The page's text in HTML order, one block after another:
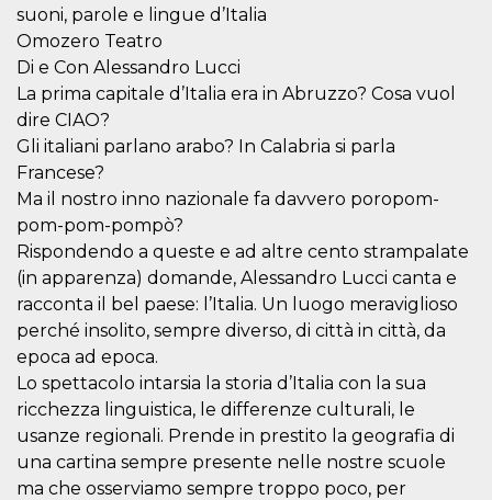
suoni, parole e lingue d’Italia
Omozero Teatro
Di e Con Alessandro Lucci
La prima capitale d’Italia era in Abruzzo? Cosa vuol
dire CIAO?
Gli italiani parlano arabo? In Calabria si parla
Francese?
Ma il nostro inno nazionale fa davvero poropom-
pom-pom-pompò?
Rispondendo a queste e ad altre cento strampalate
(in apparenza) domande, Alessandro Lucci canta e
racconta il bel paese: l’Italia. Un luogo meraviglioso
perché insolito, sempre diverso, di città in città, da
epoca ad epoca.
Lo spettacolo intarsia la storia d’Italia con la sua
ricchezza linguistica, le differenze culturali, le
usanze regionali. Prende in prestito la geografia di
una cartina sempre presente nelle nostre scuole
ma che osserviamo sempre troppo poco, per